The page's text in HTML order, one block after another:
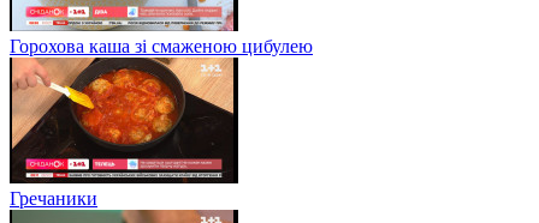
Горохова каша зі смаженою цибулею
Гречаники